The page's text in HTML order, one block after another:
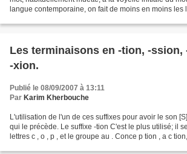
langue contemporaine, on fait de moins en moins les
Les terminaisons en -tion, -ssion,
-xion.
Publié le 08/09/2007 à 13:11
Par Karim Kherbouche
L'utilisation de l'un de ces suffixes pour avoir le son
qui le précède. Le suffixe -tion C'est le plus utilisé; il
lettres c , o , p , et le groupe au . Conce p tion , a c